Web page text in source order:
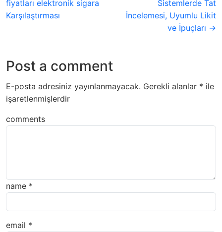
fiyatları elektronik sigara
Karşılaştırması
Sistemlerde Tat
İncelemesi, Uyumlu Likit
ve İpuçları →
Post a comment
E-posta adresiniz yayınlanmayacak. Gerekli alanlar * ile
işaretlenmişlerdir
comments
name *
email *